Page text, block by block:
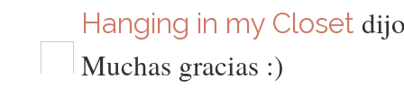
Hanging in my Closet
Muchas gracias :)